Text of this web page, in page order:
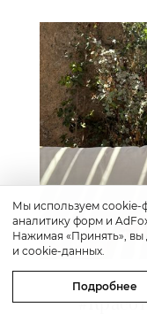
Мы используем cookie-
аналитику форм и
Нажимая «Принять», вы
и cookie-данных.
Подробнее